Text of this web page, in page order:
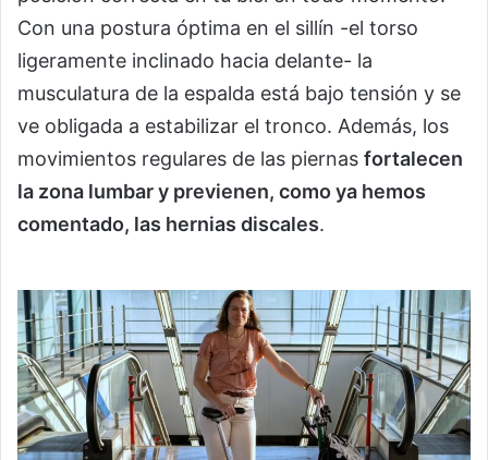
Con una postura óptima en el sillín -el torso
ligeramente inclinado hacia delante- la
musculatura de la espalda está bajo tensión y se
ve obligada a estabilizar el tronco. Además, los
movimientos regulares de las piernas fortalecen
la zona lumbar y previenen, como ya hemos
comentado, las hernias discales.